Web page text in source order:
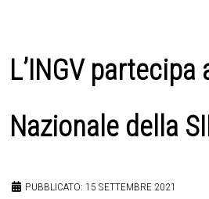
L’INGV
Nazionale della
PUBBLICATO: 15 SETTEMBRE 2021